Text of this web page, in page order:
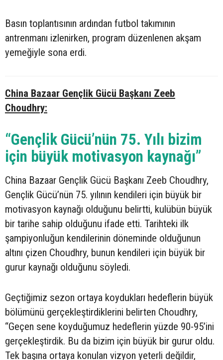
Basın toplantısının ardından futbol takımının
antrenmanı izlenirken, program düzenlenen akşam
yemeğiyle sona erdi.
China Bazaar Gençlik Gücü Başkanı Zeeb
Choudhry:
“Gençlik Gücü’nün 75. Yılı bizim
için büyük motivasyon kaynağı”
China Bazaar Gençlik Gücü Başkanı Zeeb Choudhry,
Gençlik Gücü’nün 75. yılının kendileri için büyük bir
motivasyon kaynağı olduğunu belirtti, kulübün büyük
bir tarihe sahip olduğunu ifade etti. Tarihteki ilk
şampiyonluğun kendilerinin döneminde olduğunun
altını çizen Choudhry, bunun kendileri için büyük bir
gurur kaynağı olduğunu söyledi.
Geçtiğimiz sezon ortaya koydukları hedeflerin büyük
bölümünü gerçekleştirdiklerini belirten Choudhry,
“Geçen sene koyduğumuz hedeflerin yüzde 90-95’ini
gerçekleştirdik. Bu da bizim için büyük bir gurur oldu.
Tek başına ortaya konulan vizyon yeterli değildir,